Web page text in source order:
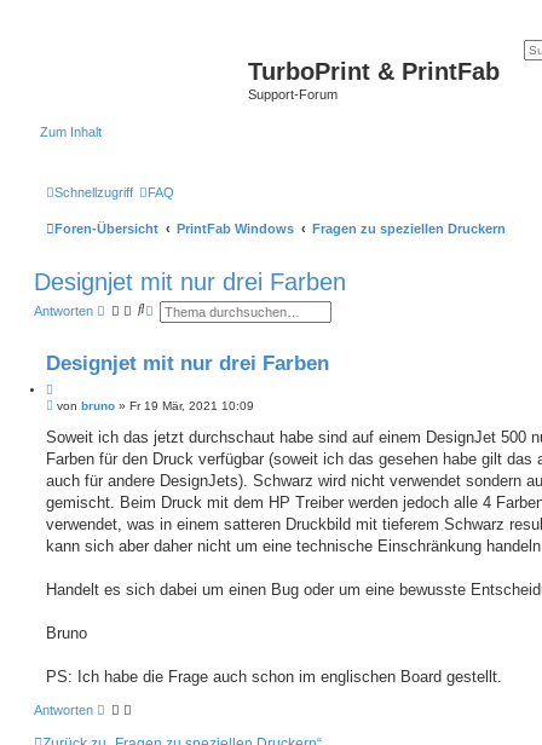
TurboPrint & PrintFab
Support-Forum
Zum Inhalt
Schnellzugriff FAQ
Foren-Übersicht PrintFab Windows Fragen zu speziellen Druckern
Designjet mit nur drei Farben
Antworten
S
e
E
i
r
e
S
u
c
e
Designjet mit nur drei Farben
i
e
e
n
B
i
r
a
von bruno » Fr 19 Mär, 2021 10:09
Soweit ich das jetzt durchschaut habe sind auf einem DesignJet 500
Farben für den Druck verfügbar (soweit ich das gesehen habe gilt das
auch für andere DesignJets). Schwarz wird nicht verwendet sondern
gemischt. Beim Druck mit dem HP Treiber werden jedoch alle 4
verwendet, was in einem satteren Druckbild mit tieferem Schwarz
kann sich aber daher nicht um eine technische Einschränkung
Handelt es sich dabei um einen Bug oder um eine bewusste
Bruno
PS: Ich habe die Frage auch schon im englischen Board gestellt.
Antworten